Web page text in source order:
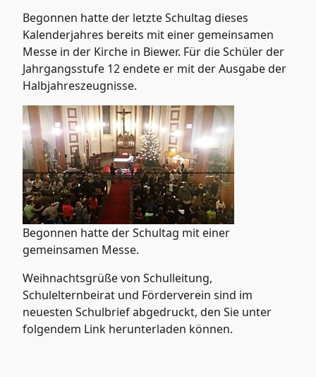
Begonnen hatte der letzte Schultag dieses
Kalenderjahres bereits mit einer gemeinsamen
Messe in der Kirche in Biewer. Für die Schüler der
Jahrgangsstufe 12 endete er mit der Ausgabe der
Halbjahreszeugnisse.
Begonnen hatte der Schultag mit einer
gemeinsamen Messe.
Weihnachtsgrüße von Schulleitung,
Schulelternbeirat und Förderverein sind im
neuesten Schulbrief abgedruckt, den Sie unter
folgendem Link herunterladen können.